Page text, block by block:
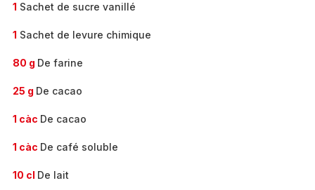
1 Sachet de sucre vanillé
1 Sachet de levure chimique
80 g De farine
25 g De cacao
1 càc De cacao
1 càc De café soluble
10 cl De lait